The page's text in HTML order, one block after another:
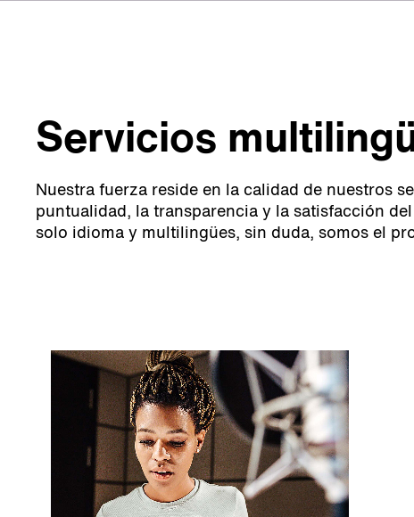
Servicios
Nuestra fuerza reside en la calidad de nuestros
puntualidad, la transparencia y la satisfacción
solo idioma y multilingües, sin duda, somos el